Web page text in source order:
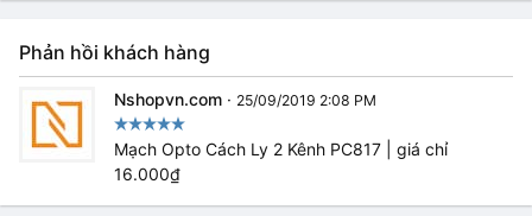
Phản hồi khách hàng
Nshopvn.com · 25/09/2019 2:08 PM
Mạch Opto Cách Ly 2 Kênh PC817 | giá chỉ
16.000₫